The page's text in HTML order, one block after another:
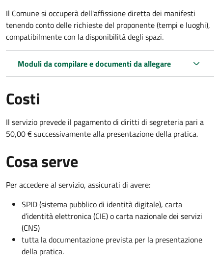
Il Comune si occuperà dell'affissione diretta dei manifesti
tenendo conto delle richieste del proponente (tempi e luoghi),
compatibilmente con la disponibilità degli spazi.
Moduli da compilare e documenti da allegare
Costi
Il servizio prevede il pagamento di diritti di segreteria pari a
50,00 € successivamente alla presentazione della pratica.
Cosa serve
Per accedere al servizio, assicurati di avere:
SPID (sistema pubblico di identità digitale), carta
d’identità elettronica (CIE) o carta nazionale dei servizi
(CNS)
tutta la documentazione prevista per la presentazione
della pratica.